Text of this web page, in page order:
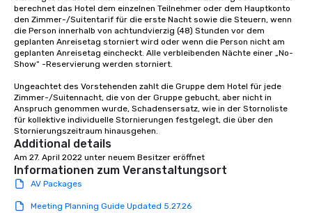
berechnet das Hotel dem einzelnen Teilnehmer oder dem Hauptkonto
den Zimmer-/Suitentarif für die erste Nacht sowie die Steuern, wenn
die Person innerhalb von achtundvierzig (48) Stunden vor dem
geplanten Anreisetag storniert wird oder wenn die Person nicht am
geplanten Anreisetag eincheckt. Alle verbleibenden Nächte einer „No-
Show“ -Reservierung werden storniert.
Ungeachtet des Vorstehenden zahlt die Gruppe dem Hotel für jede
Zimmer-/Suitennacht, die von der Gruppe gebucht, aber nicht in
Anspruch genommen wurde, Schadensersatz, wie in der Stornoliste
für kollektive individuelle Stornierungen festgelegt, die über den
Stornierungszeitraum hinausgehen.
Additional details
Am 27. April 2022 unter neuem Besitzer eröffnet
Informationen zum Veranstaltungsort
AV Packages
Meeting Planning Guide Updated 5.27.26